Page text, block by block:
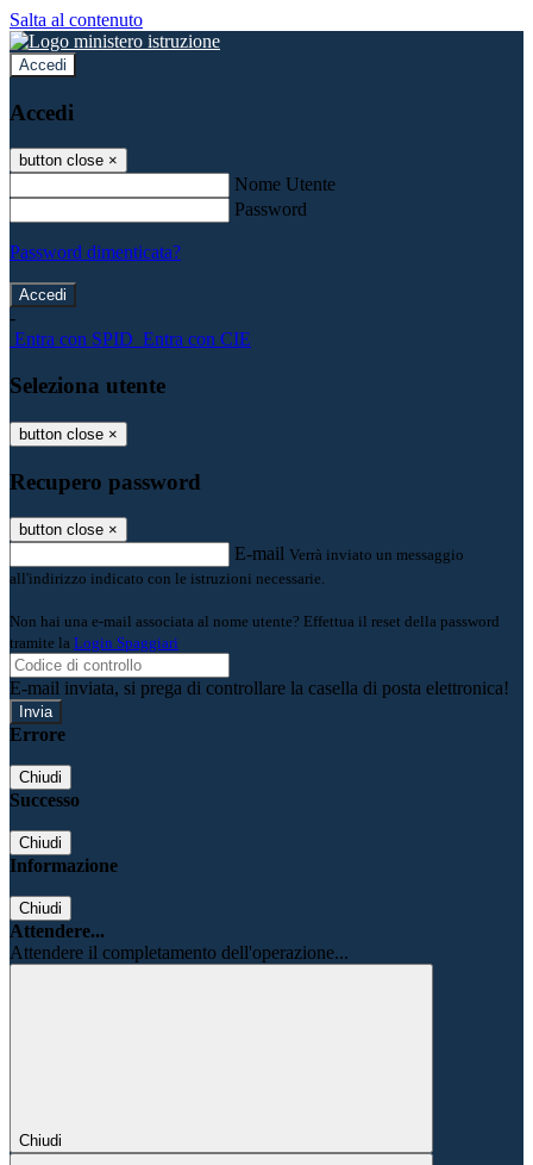
Salta al contenuto
Accedi
Accedi
button close ×
Nome Utente
Password
Password dimenticata?
-
Entra con SPID Entra con CIE
Seleziona utente
button close ×
Recupero password
button close ×
E-mail Verrà inviato un messaggio
all'indirizzo indicato con le istruzioni necessarie.
Non hai una e-mail associata al nome utente? Effettua il reset della password
tramite la Login Spaggiari
E-mail inviata, si prega di controllare la casella di posta elettronica!
Errore
Chiudi
Successo
Chiudi
Informazione
Chiudi
Attendere...
Attendere il completamento dell'operazione...
Chiudi